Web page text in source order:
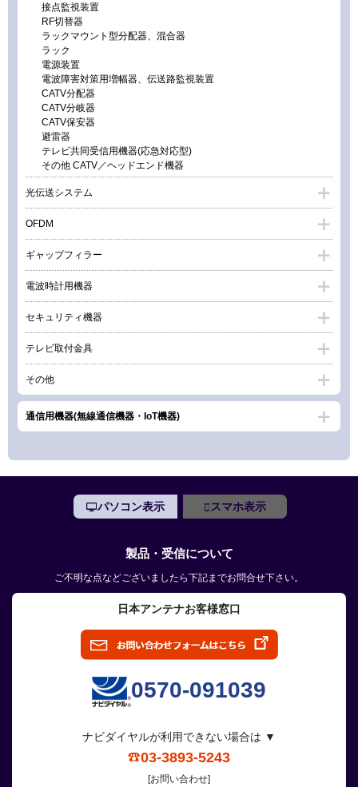
接点監視装置
RF切替器
ラックマウント型分配器、混合器
ラック
電源装置
電波障害対策用増幅器、伝送路監視装置
CATV分配器
CATV分岐器
CATV保安器
避雷器
テレビ共同受信用機器(応急対応型)
その他 CATV／ヘッドエンド機器
光伝送システム
OFDM
ギャップフィラー
電波時計用機器
セキュリティ機器
テレビ取付金具
その他
通信用機器(無線通信機器・IoT機器)
パソコン表示 スマホ表示
製品・受信について
ご不明な点などございましたら下記までお問合せ下さい。
日本アンテナお客様窓口
0570-091039
ナビダイヤルが利用できない場合は ▼
03-3893-5243
[お問い合わせ]